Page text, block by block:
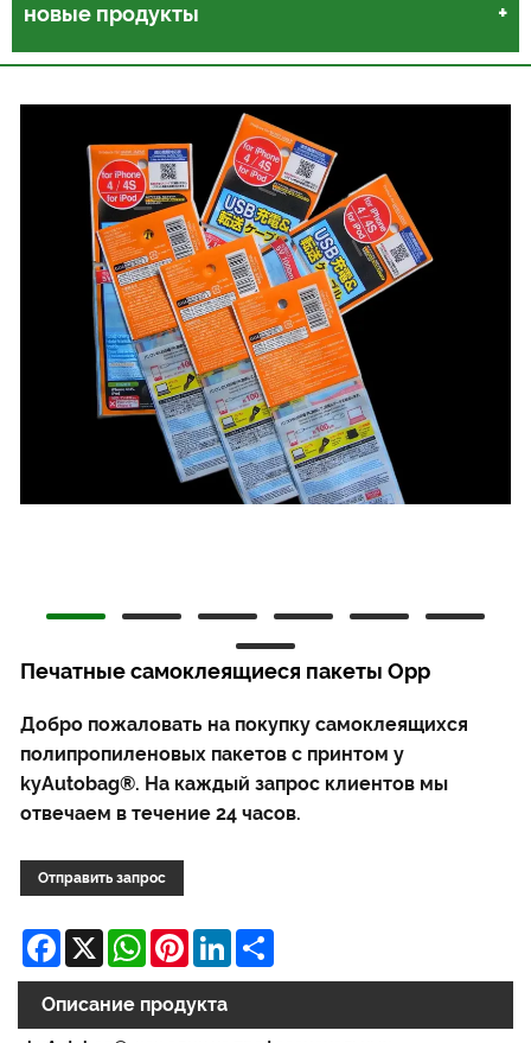
новые продукты
Печатные самоклеящиеся пакеты Opp
Добро пожаловать на покупку самоклеящихся
полипропиленовых пакетов с принтом у
kyAutobag®. На каждый запрос клиентов мы
отвечаем в течение 24 часов.
Отправить запрос
Facebook
X WhatsApp
Pinterest
LinkedIn
Описание продукта